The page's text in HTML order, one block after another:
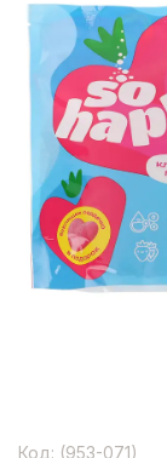
Код: (953-071)